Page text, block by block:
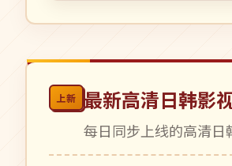
上新 最新高清日韩影
每日同步上线的高清
连载中